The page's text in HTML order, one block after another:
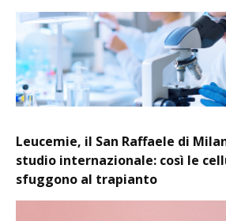
Leucemie, il San Raffaele di
studio internazionale: così le
sfuggono al trapianto